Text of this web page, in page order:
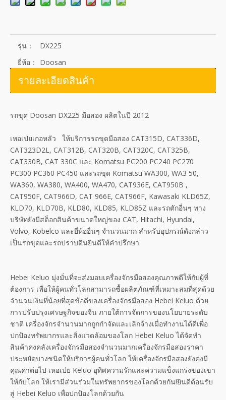
รุ่น：
DX225
ยี่ห้อ：
Doosan
รายละเอียดสินค้า
รถขุด Doosan DX225 มือสอง ผลิตในปี 2012
เหอเป่ยเกอหลัว ให้บริการรถขุดมือสอง CAT315D, CAT336D,
CAT323D2L, CAT312B, CAT320B, CAT320C, CAT325B,
CAT330B, CAT 330C และ Komatsu PC200 PC240 PC270
PC300 PC360 PC450 และรถขุด Komatsu WA300, WA3 50,
WA360, WA380, WA400, WA470, CAT936E, CAT950B ,
CAT950F, CAT966D, CAT 966E, CAT966F, Kawasaki KLD65Z,
KLD70, KLD70B, KLD80, KLD85, KLD85Z และรถตักอื่นๆ ทาง
บริษัทยังมีสต็อกสินค้าขนาดใหญ่ของ CAT, Hitachi, Hyundai,
Volvo, Kobelco และยี่ห้ออื่นๆ จำนวนมาก สำหรับอุปกรณ์ดังกล่าว
เป็นรถขุดและรถปราบดินยินดีให้คำปรึกษา
Hebei Keluo มุ่งมั่นที่จะส่งมอบเครื่องจักรมือสองคุณภาพดีให้กับผู้ที่
ต้องการ เพื่อให้ผู้คนทั่วโลกสามารถซื้อผลิตภัณฑ์ที่เหมาะสมที่สุดด้วย
จำนวนเงินที่น้อยที่สุดข้อดีของเครื่องจักรมือสอง Hebei Keluo ด้วย
การปรับปรุงเศรษฐกิจของจีน ภายใต้การจัดการของนโยบายระดับ
ชาติ เครื่องจักรจำนวนมากถูกกำจัดและเลิกจ้างเมื่อทำงานได้ดีเพื่อ
ปกป้องทรัพยากรและสิ่งแวดล้อมของโลก Hebei Keluo ได้จัดทำ
สินค้าคงคลังเครื่องจักรมือสองจำนวนมากเครื่องจักรมือสองราคา
ประหยัดบางชนิดให้บริการผู้คนทั่วโลก ให้เครื่องจักรมือสองยังคงมี
คุณค่าต่อไป เหอเป่ย Keluo อุทิศความรักและความแข็งแกร่งของเขา
ให้กับโลก ให้เรามีส่วนร่วมในทรัพยากรของโลกด้วยกัน!ยินดีต้อนรับ
สู่ Hebei Keluo เพื่อปกป้องโลกด้วยกัน